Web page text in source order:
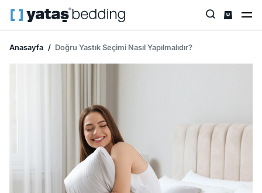
Anasayfa Doğru Yastık Seçimi Nasıl Yapılmalıdır?